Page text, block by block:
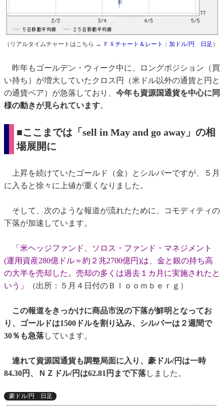
（リアルタイムチャートはこちら → ＦＸチャート＆レート：加ドル/円 日足 ）
昨年もゴールデン・ウィーク中に、ロングポジション（買
い持ち）が増大していたクロス円（米ドル以外の通貨と円と
の通貨ペア）が急落しており、 今年も資源国通貨を中心に同
様の動きが見られています。
■ここまでは「sell in May and go away」の相
場展開に
上昇を続けていたゴールド（金）とシルバーですが、５月
に入ると徐々に上値が重くなりました。
そして、次のような報道が流れたために、コモディティの
下落が加速しています。
「米ヘッジファンド、ソロス・ファンド・マネジメント
(運用資産280億ドル＝約２兆2700億円)は、金と銀の持ち高
の大半を売却した。売却の多くは過去１カ月に実施されたと
いう」
（出所：５月４日付のＢｌｏｏｍｂｅｒｇ）
この報道をきっかけに商品市況の下落が鮮明となってお
り、ゴールドは1500ドルを割り込み、シルバーは２週間で
30％も急落しています。
連れて資源国通貨も調整局面に入り、豪ドル/円は一時
84.30円、ＮＺドル/円は62.81円まで下落しました。
豪ドル/円 日足